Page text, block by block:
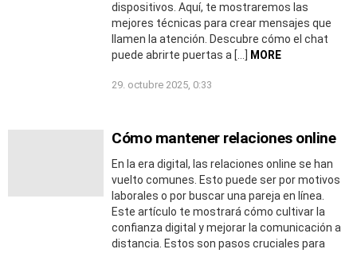
dispositivos. Aquí, te mostraremos las
mejores técnicas para crear mensajes que
llamen la atención. Descubre cómo el chat
puede abrirte puertas a […]
MORE
29. octubre 2025, 0:33
Cómo mantener relaciones online
En la era digital, las relaciones online se han
vuelto comunes. Esto puede ser por motivos
laborales o por buscar una pareja en línea.
Este artículo te mostrará cómo cultivar la
confianza digital y mejorar la comunicación a
distancia. Estos son pasos cruciales para